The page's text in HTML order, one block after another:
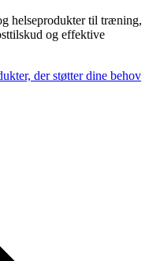
helseprodukter til træning,
og effektive
der støtter dine behov